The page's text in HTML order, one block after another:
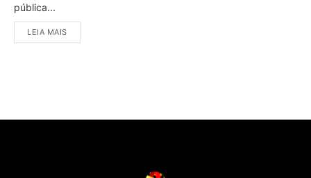
pública...
LEIA MAIS